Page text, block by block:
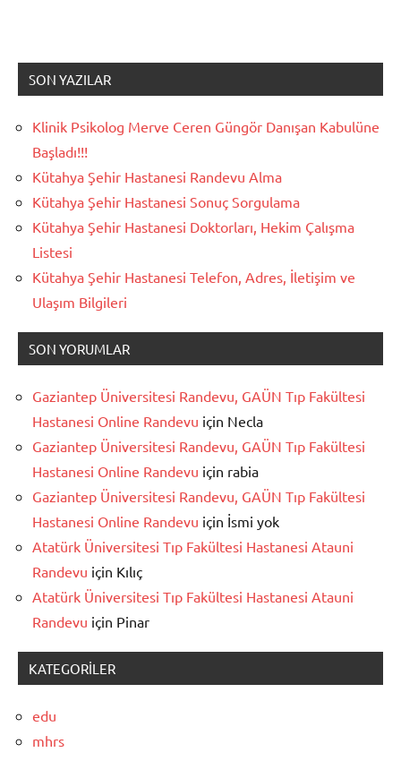
SON YAZILAR
Klinik Psikolog Merve Ceren Güngör Danışan Kabulüne
Başladı!!!
Kütahya Şehir Hastanesi Randevu Alma
Kütahya Şehir Hastanesi Sonuç Sorgulama
Kütahya Şehir Hastanesi Doktorları, Hekim Çalışma
Listesi
Kütahya Şehir Hastanesi Telefon, Adres, İletişim ve
Ulaşım Bilgileri
SON YORUMLAR
Gaziantep Üniversitesi Randevu, GAÜN Tıp Fakültesi
Hastanesi Online Randevu için Necla
Gaziantep Üniversitesi Randevu, GAÜN Tıp Fakültesi
Hastanesi Online Randevu için rabia
Gaziantep Üniversitesi Randevu, GAÜN Tıp Fakültesi
Hastanesi Online Randevu için İsmi yok
Atatürk Üniversitesi Tıp Fakültesi Hastanesi Atauni
Randevu için Kılıç
Atatürk Üniversitesi Tıp Fakültesi Hastanesi Atauni
Randevu için Pinar
KATEGORILER
edu
mhrs